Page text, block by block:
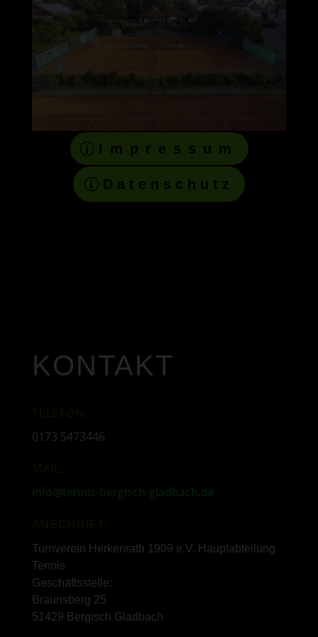
Impressum
Datenschutz
KONTAKT
0173 5473446
info@tennis-bergisch-gladbach.de
Turnverein Herkenrath 1909 e.V. Hauptabteilung
Tennis
Geschäftsstelle:
Braunsberg 25
51429 Bergisch Gladbach